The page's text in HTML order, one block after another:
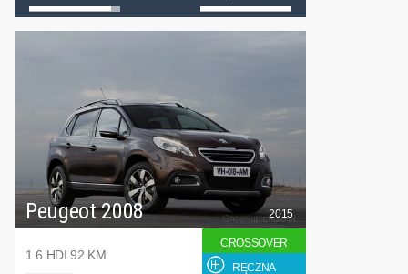
Peugeot 2008
1.6 HDI 92 KM
2015
CROSSOVER
RĘCZNA